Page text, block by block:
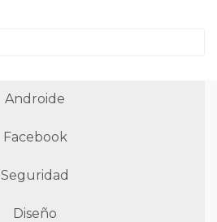
Androide
Facebook
Seguridad
Diseño